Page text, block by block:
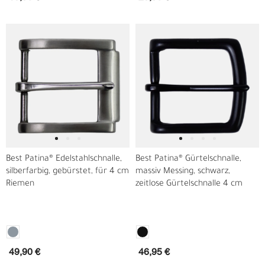
Best Patina® Edelstahlschnalle,
silberfarbig, gebürstet, für 4 cm
Riemen
49,90 €
Best Patina® Gürtelschnalle,
massiv Messing, schwarz,
zeitlose Gürtelschnalle 4 cm
46,95 €